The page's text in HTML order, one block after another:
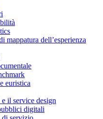
mappatura dell’esperienza
euristica
il service design
digitali